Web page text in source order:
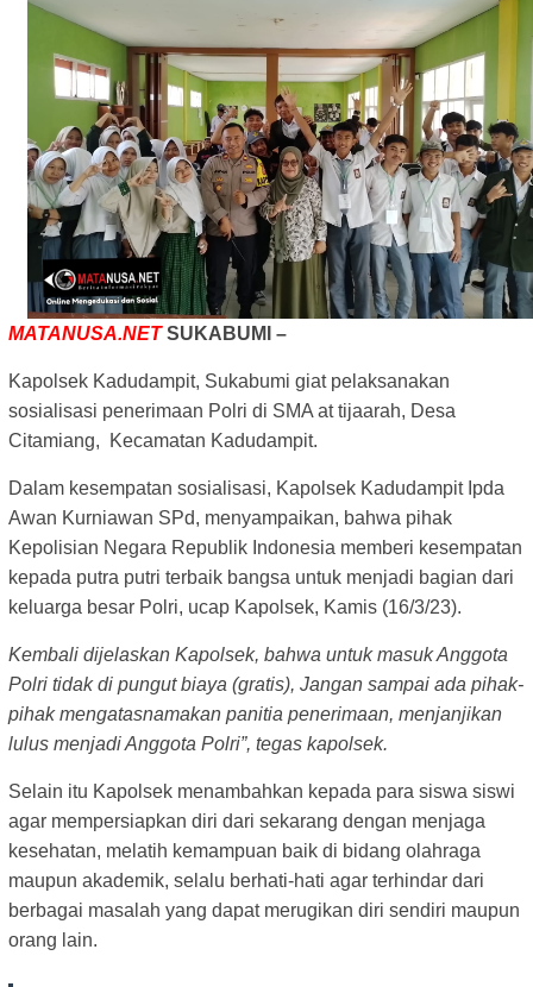
MATANUSA.NETSUKABUMI –
Kapolsek Kadudampit, Sukabumi giat pelaksanakan
sosialisasi penerimaan Polri di SMA at tijaarah, Desa
Citamiang, Kecamatan Kadudampit.
Dalam kesempatan sosialisasi, Kapolsek Kadudampit Ipda
Awan Kurniawan SPd, menyampaikan, bahwa pihak
Kepolisian Negara Republik Indonesia memberi kesempatan
kepada putra putri terbaik bangsa untuk menjadi bagian dari
keluarga besar Polri, ucap Kapolsek, Kamis (16/3/23).
Kembali dijelaskan Kapolsek, bahwa untuk masuk Anggota
Polri tidak di pungut biaya (gratis), Jangan sampai ada pihak-
pihak mengatasnamakan panitia penerimaan, menjanjikan
lulus menjadi Anggota Polri”, tegas kapolsek.
Selain itu Kapolsek menambahkan kepada para siswa siswi
agar mempersiapkan diri dari sekarang dengan menjaga
kesehatan, melatih kemampuan baik di bidang olahraga
maupun akademik, selalu berhati-hati agar terhindar dari
berbagai masalah yang dapat merugikan diri sendiri maupun
orang lain.